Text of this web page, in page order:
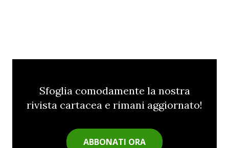
Sfoglia comodamente la nostra
rivista cartacea e rimani aggiornato!
ABBONATI ORA